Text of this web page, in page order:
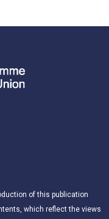
of this publication
which reflect the views